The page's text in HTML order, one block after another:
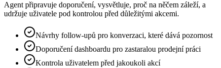
Agent připravuje doporučení, vysvětluje, proč na něčem záleží, a
udržuje uživatele pod kontrolou před důležitými akcemi.
Návrhy follow-upů pro konverzaci, které dává pozornost
Doporučení dashboardu pro zastaralou prodejní práci
Kontrola uživatelem před jakoukoli akcí